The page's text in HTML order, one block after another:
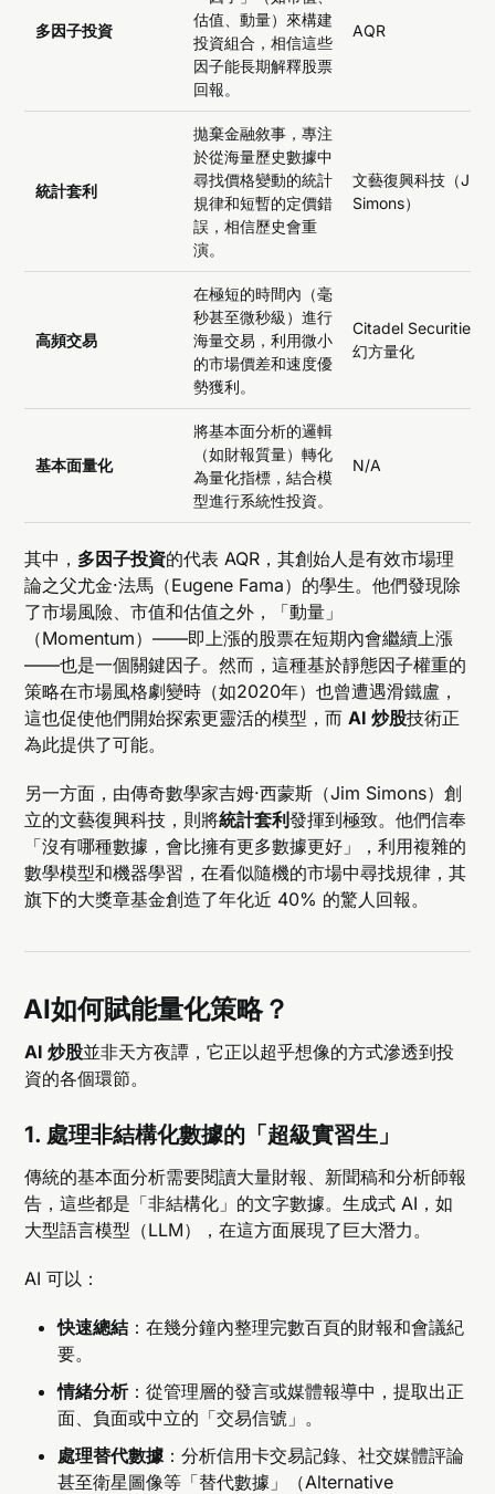
多因子投資
估值、動量）來構建
投資組合，相信這些
因子能長期解釋股票
回報。
AQR
統計套利
拋棄金融敘事，專注
於從海量歷史數據中
尋找價格變動的統計
規律和短暫的定價錯
誤，相信歷史會重
演。
文藝復興科技（Jim
Simons）
高頻交易
在極短的時間內（毫
秒甚至微秒級）進行
海量交易，利用微小
的市場價差和速度優
勢獲利。
Citadel Securities,
幻方量化
基本面量化
將基本面分析的邏輯
（如財報質量）轉化
為量化指標，結合模
型進行系統性投資。
N/A
其中， 多因子投資的代表 AQR，其創始人是有效市場理
論之父尤金·法馬（Eugene Fama）的學生。他們發現除
了市場風險、市值和估值之外，「動量」
（Momentum）——即上漲的股票在短期內會繼續上漲
——也是一個關鍵因子。然而，這種基於靜態因子權重的
策略在市場風格劇變時（如2020年）也曾遭遇滑鐵盧，
這也促使他們開始探索更靈活的模型，而AI 炒股技術正
為此提供了可能。
另一方面，由傳奇數學家吉姆·西蒙斯（Jim Simons）創
立的文藝復興科技，則將統計套利發揮到極致。他們信奉
「沒有哪種數據，會比擁有更多數據更好」，利用複雜的
數學模型和機器學習，在看似隨機的市場中尋找規律，其
旗下的大獎章基金創造了年化近 40% 的驚人回報。
AI如何賦能量化策略？
AI 炒股並非天方夜譚，它正以超乎想像的方式滲透到投
資的各個環節。
1. 處理非結構化數據的「超級實習生」
傳統的基本面分析需要閱讀大量財報、新聞稿和分析師報
告，這些都是「非結構化」的文字數據。生成式 AI，如
大型語言模型（LLM），在這方面展現了巨大潛力。
AI 可以：
快速總結 ：在幾分鐘內整理完數百頁的財報和會議紀
要。
情緒分析：從管理層的發言或媒體報導中，提取出正
面、負面或中立的「交易信號」。
處理替代數據 ：分析信用卡交易記錄、社交媒體評論
甚至衛星圖像等「替代數據」（Alternative